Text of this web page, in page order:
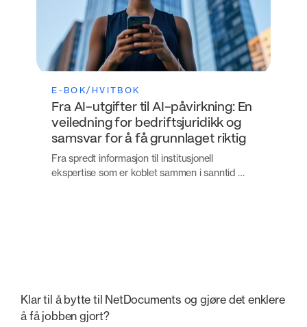
E-BOK/HVITBOK
Fra AI-utgifter til AI-påvirkning: En
veiledning for bedriftsjuridikk og
samsvar for å få grunnlaget riktig
Fra spredt informasjon til institusjonell
ekspertise som er koblet sammen i sanntid …
Klar til å bytte til NetDocuments og gjøre det enklere
å få jobben gjort?